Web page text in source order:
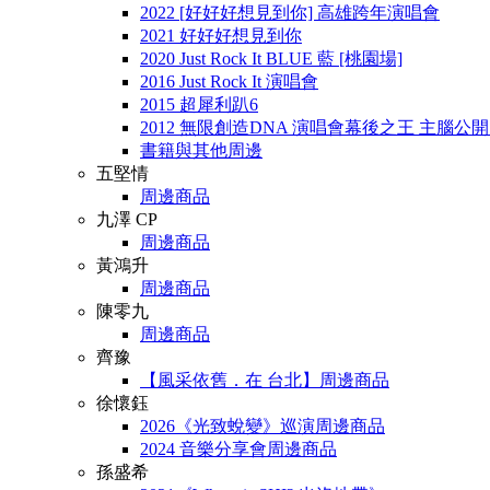
2022 [好好好想見到你] 高雄跨年演唱會
2021 好好好想見到你
2020 Just Rock It BLUE 藍 [桃園場]
2016 Just Rock It 演唱會
2015 超犀利趴6
2012 無限創造DNA 演唱會幕後之王 主腦公
書籍與其他周邊
五堅情
周邊商品
九澤 CP
周邊商品
黃鴻升
周邊商品
陳零九
周邊商品
齊豫
【風采依舊．在 台北】周邊商品
徐懷鈺
2026《光致蛻變》巡演周邊商品
2024 音樂分享會周邊商品
孫盛希